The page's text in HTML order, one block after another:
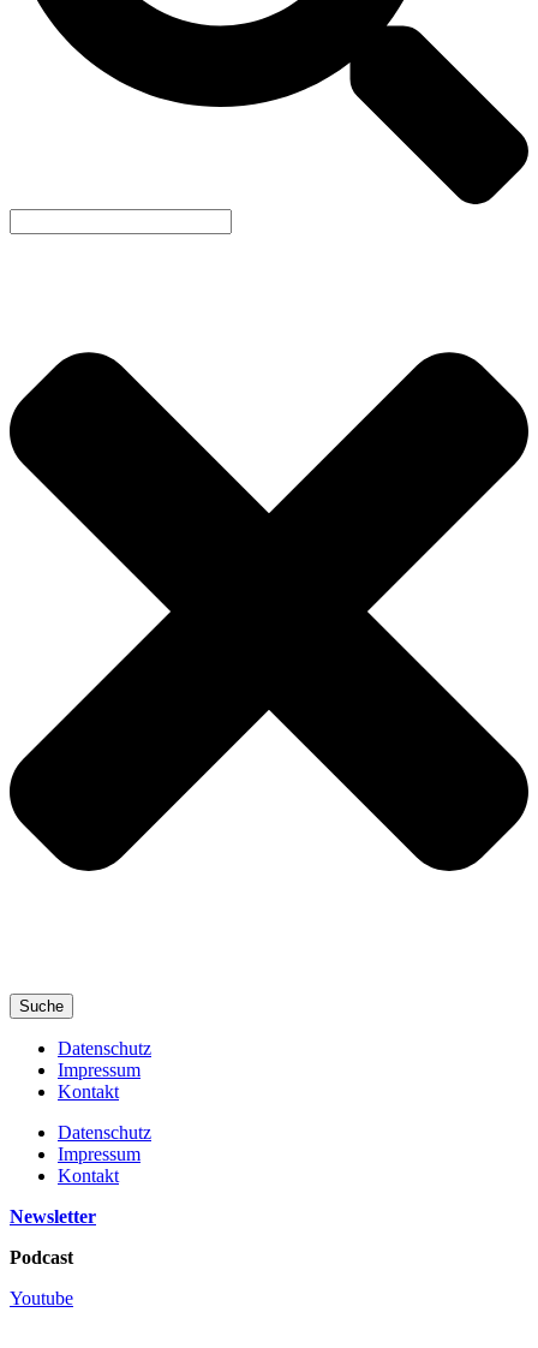
Suche
Datenschutz
Impressum
Kontakt
Datenschutz
Impressum
Kontakt
Newsletter
Podcast
Youtube